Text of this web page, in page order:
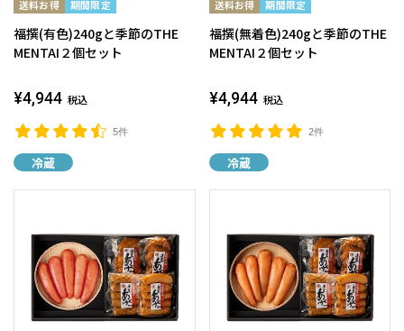
福撰(有色)240gと季節のTHE
MENTAI２個セット
5件
¥4,944 税込
冷蔵
福撰(無着色)240gと季節のTHE
MENTAI２個セット
2件
¥4,944 税込
冷蔵